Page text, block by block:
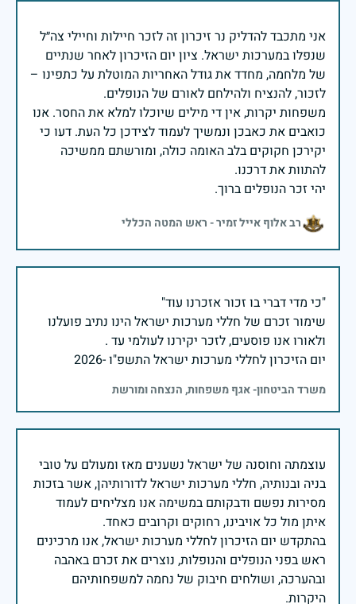
אני מתכבד להדליק נר זיכרון זה לזכר חיילות וחיילי צה״ל
שנפלו במערכות ישראל. ציון יום הזיכרון לאחר שנתיים
של מלחמה, מחדד את גודל האחריות המוטלת על כתפינו –
משפחות יקרות, אין די מילים שיוכלו למלא את החסר. אנו
כואבים את כאבכן ונמשיך לעמוד לצידכן כל העת. דעו כי
יקירכן חקוקים בלב האומה כולה, ומורשתם ממשיכה
יהי זכר הנופלים ברוך.
רב אלוף אייל זמיר - ראש המטה הכללי
שימור זכרם של חללי מערכות ישראל הינו נתיב פועלנו
יום הזיכרון לחללי מערכות ישראל התשפ"ו -2026
משרד הביטחון- אגף משפחות, הנצחה ומורשת
עוצמתה וחוסנה של ישראל נשענים מאז ומעולם על טובי
בניה ובנותיה, חללי מערכות ישראל לדורותיהן, אשר בזכות
מסירות נפשם ודבקותם במשימה אנו מצליחים לעמוד
בהתקדש יום הזיכרון לחללי מערכות ישראל, אנו מרכינים
ראש בפני הנופלים והנופלות, נוצרים את זכרם באהבה
ובהערכה, ושולחים חיבוק של נחמה למשפחותיהם